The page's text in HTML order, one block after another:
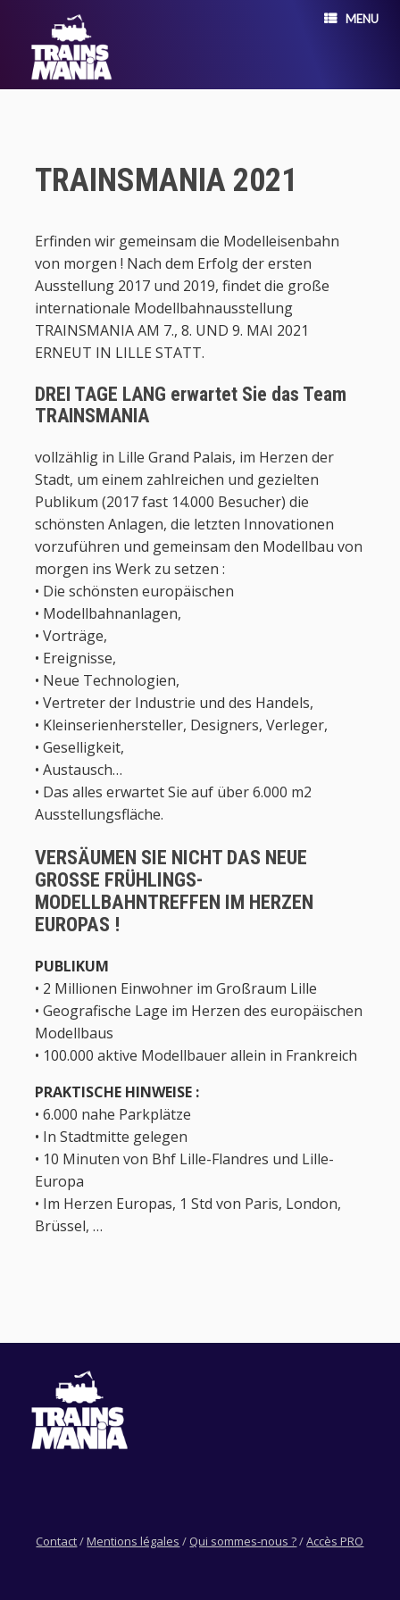
MENU
TRAINSMANIA 2021
Erfinden wir gemeinsam die Modelleisenbahn
von morgen ! Nach dem Erfolg der ersten
Ausstellung 2017 und 2019, findet die große
internationale Modellbahnausstellung
TRAINSMANIA AM 7., 8. UND 9. MAI 2021
ERNEUT IN LILLE STATT.
DREI TAGE LANG erwartet Sie das Team
TRAINSMANIA
vollzählig in Lille Grand Palais, im Herzen der
Stadt, um einem zahlreichen und gezielten
Publikum (2017 fast 14.000 Besucher) die
schönsten Anlagen, die letzten Innovationen
vorzuführen und gemeinsam den Modellbau von
morgen ins Werk zu setzen :
• Die schönsten europäischen
• Modellbahnanlagen,
• Vorträge,
• Ereignisse,
• Neue Technologien,
• Vertreter der Industrie und des Handels,
• Kleinserienhersteller, Designers, Verleger,
• Geselligkeit,
• Austausch…
• Das alles erwartet Sie auf über 6.000 m2
Ausstellungsfläche.
VERSÄUMEN SIE NICHT DAS NEUE
GROSSE FRÜHLINGS-
MODELLBAHNTREFFEN IM HERZEN
EUROPAS !
PUBLIKUM
• 2 Millionen Einwohner im Großraum Lille
• Geografische Lage im Herzen des europäischen
Modellbaus
• 100.000 aktive Modellbauer allein in Frankreich
PRAKTISCHE HINWEISE :
• 6.000 nahe Parkplätze
• In Stadtmitte gelegen
• 10 Minuten von Bhf Lille-Flandres und Lille-
Europa
• Im Herzen Europas, 1 Std von Paris, London,
Brüssel, …
Contact/Mentions légales / Qui sommes-nous ?/Accès PRO